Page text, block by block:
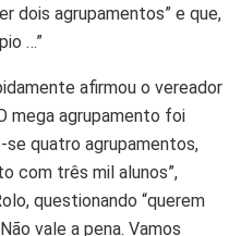
dois agrupamentos” e que,
…”
afirmou o vereador
mega agrupamento foi
quatro agrupamentos,
com três mil alunos”,
questionando “querem
vale a pena. Vamos